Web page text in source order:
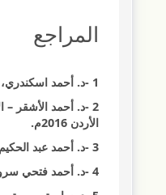
المراجع
1 -د. أحمد اسكندري، محمد ناصر أبو غزاله – محاضرات في القانون الدولي العام -المدخل والمعاهدات الدولية – دار الفجر للنشر والتوزيع – مصر 1998م.
2 -د. أحمد الأشقر –
الأردن 2016م.
3 -د. أحمد عبد الحكيم شاكر – المعاهدات الدولية أمام القاضي الجنائي – دار الفكر القانونية – مصر 2010م.
4 -د. أحمد فتحي سرور– النقض في المواد الجنائية – دار النهضة العربية – القاهرة 1988م.